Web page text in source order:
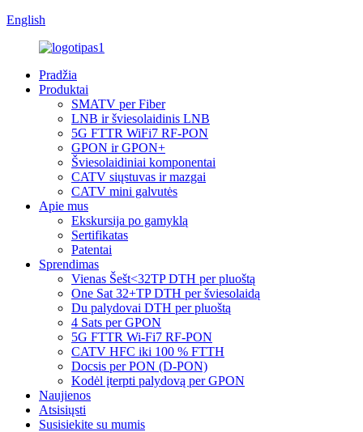
English
Pradžia
Produktai
SMATV per Fiber
LNB ir šviesolaidinis LNB
5G FTTR WiFi7 RF-PON
GPON ir GPON+
Šviesolaidiniai komponentai
CATV siųstuvas ir mazgai
CATV mini galvutės
Apie mus
Ekskursija po gamyklą
Sertifikatas
Patentai
Sprendimas
Vienas Šešt<32TP DTH per pluoštą
One Sat 32+TP DTH per šviesolaidą
Du palydovai DTH per pluoštą
4 Sats per GPON
5G FTTR Wi-Fi7 RF-PON
CATV HFC iki 100 % FTTH
Docsis per PON (D-PON)
Kodėl įterpti palydovą per GPON
Naujienos
Atsisiųsti
Susisiekite su mumis